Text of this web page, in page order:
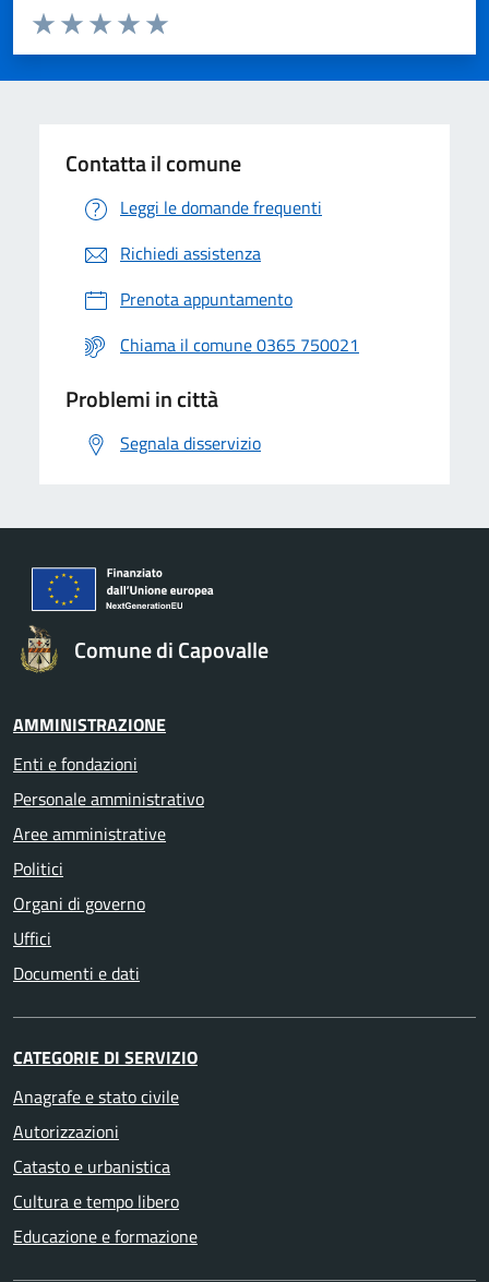
Valuta da 1 a 5 stelle la pagina
Valuta 5 stelle su 5
Valuta 4 stelle su 5
Valuta 3 stelle su 5
Valuta 2 stelle su 5
Valuta 1 stelle su 5
Contatta il comune
Leggi le domande frequenti
Richiedi assistenza
Prenota appuntamento
Chiama il comune 0365 750021
Problemi in città
Segnala disservizio
Comune di Capovalle
AMMINISTRAZIONE
Enti e fondazioni
Personale amministrativo
Aree amministrative
Politici
Organi di governo
Uffici
Documenti e dati
CATEGORIE DI SERVIZIO
Anagrafe e stato civile
Autorizzazioni
Catasto e urbanistica
Cultura e tempo libero
Educazione e formazione